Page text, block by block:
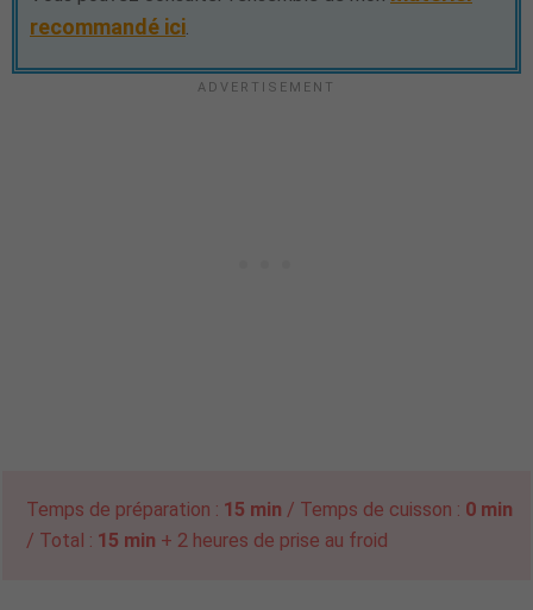
recommandé ici.
Temps de préparation : 15 min / Temps de cuisson : 0 min
/ Total : 15 min + 2 heures de prise au froid